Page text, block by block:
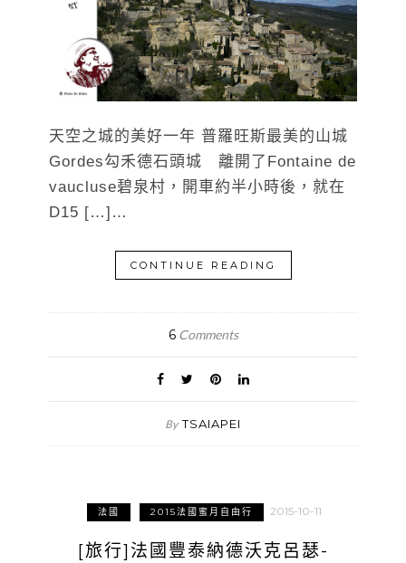
天空之城的美好一年 普羅旺斯最美的山城
Gordes勾禾德石頭城 離開了Fontaine de
vaucluse碧泉村，開車約半小時後，就在
D15 […]…
CONTINUE READING
6Comments
By TSAIAPEI
法國 2015法國蜜月自由行 2015-10-11
[旅行]法國豐泰納德沃克呂瑟-